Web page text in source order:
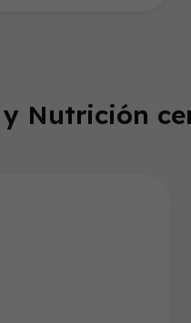
Nutrición